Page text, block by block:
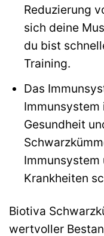
Reduzierung
sich deine
du bist
Training.
Das
Gesundheit
Krankheiten
Biotiva
wertvoller